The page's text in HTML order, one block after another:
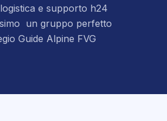
e supporto h24
un gruppo perfetto
Guide Alpine FVG